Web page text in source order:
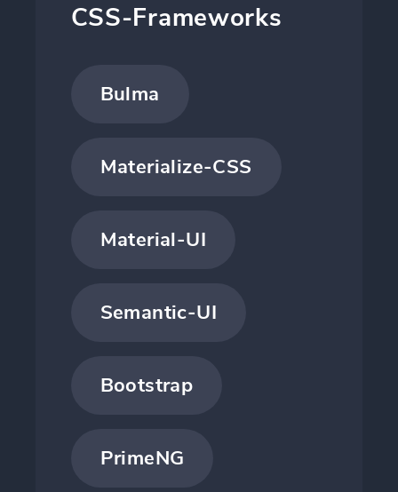
CSS-Frameworks
Bulma
Materialize-CSS
Material-UI
Semantic-UI
Bootstrap
PrimeNG